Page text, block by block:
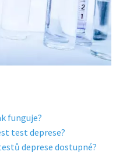
funguje?
test deprese?
deprese dostupné?